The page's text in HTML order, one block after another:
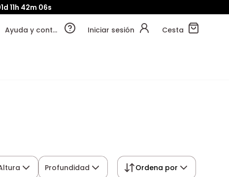
11h 42m 05s
Ayuda y contacto Iniciar sesión Cesta
Profundidad Ordena por